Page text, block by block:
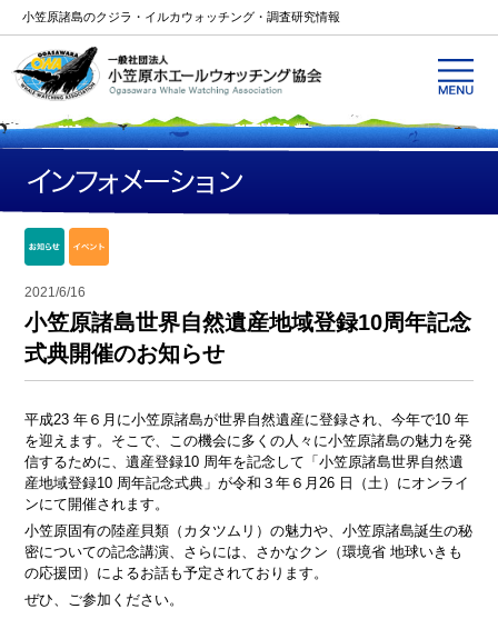
小笠原諸島のクジラ・イルカウォッチング・調査研究情報
2021/6/16
小笠原諸島世界自然遺産地域登録10周年記念
式典開催のお知らせ
平成23 年６月に小笠原諸島が世界自然遺産に登録され、今年で10 年
を迎えます。そこで、この機会に多くの人々に小笠原諸島の魅力を発
信するために、遺産登録10 周年を記念して「小笠原諸島世界自然遺
産地域登録10 周年記念式典」が令和３年６月26 日（土）にオンライ
ンにて開催されます。
小笠原固有の陸産貝類（カタツムリ）の魅力や、小笠原諸島誕生の秘
密についての記念講演、さらには、さかなクン（環境省 地球いきも
の応援団）によるお話も予定されております。
ぜひ、ご参加ください。